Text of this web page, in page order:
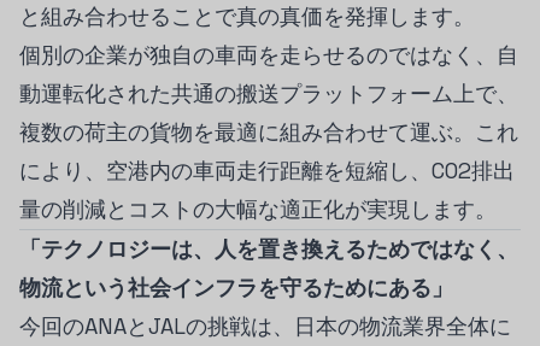
と組み合わせることで真の真価を発揮します。
個別の企業が独自の車両を走らせるのではなく、自
動運転化された共通の搬送プラットフォーム上で、
複数の荷主の貨物を最適に組み合わせて運ぶ。これ
により、空港内の車両走行距離を短縮し、CO2排出
量の削減とコストの大幅な適正化が実現します。
「テクノロジーは、人を置き換えるためではなく、
物流という社会インフラを守るためにある」
今回のANAとJALの挑戦は、日本の物流業界全体に